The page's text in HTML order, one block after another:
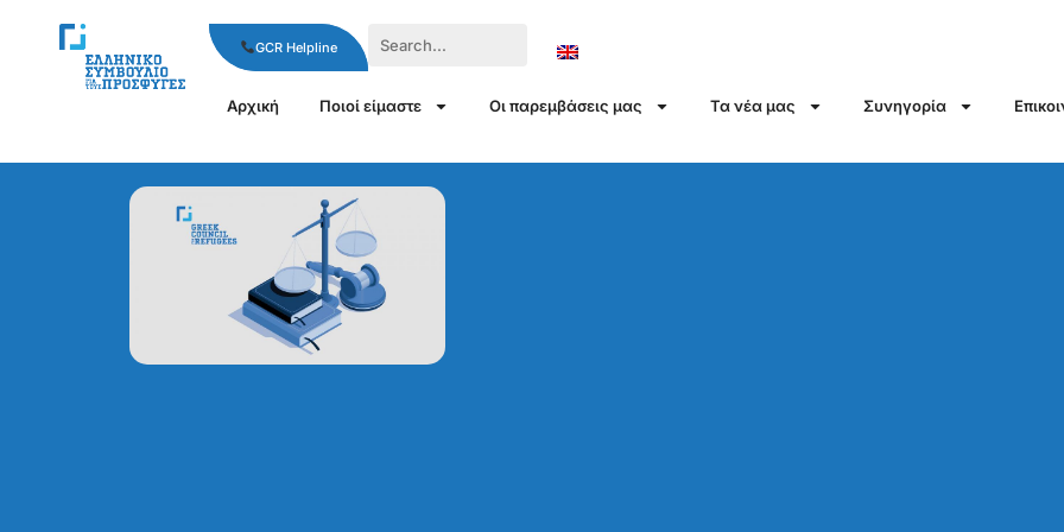
GCR Helpline
Αρχική Ποιοί είμαστε Οι παρεμβάσεις μας Τα νέα μας Συνηγορία